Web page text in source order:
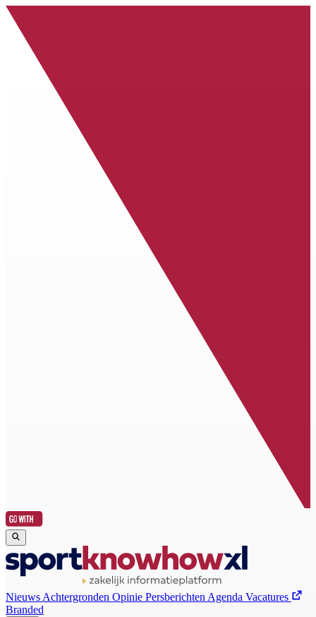
Nieuws Achtergronden Opinie Persberichten Agenda Vacatures
Branded